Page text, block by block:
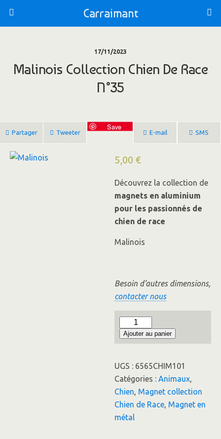
Carraimant
17/11/2023
Malinois Collection Chien De Race
N°35
Partager Tweeter
Save
E-mail SMS
5,00€
Découvrez la collection de
magnets en aluminium
pour les passionnés de
chien de race
Malinois
Besoin d’autres dimensions,
contacter nous
quantité
de
Race
Ajouter au panier
UGS : 6565CHIM101
Catégories :Animaux,
Chien, Magnet collection
Chien de Race, Magnet en
métal